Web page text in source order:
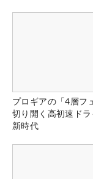
プロギアの「4層フ
切り開く高初速ド
新時代